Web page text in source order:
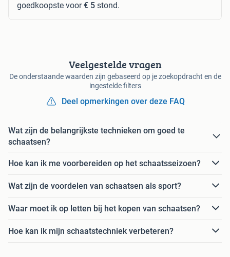
goedkoopste voor€ 5 stond.
Veelgestelde vragen
De onderstaande waarden zijn gebaseerd op je zoekopdracht en de
ingestelde filters
Deel opmerkingen over deze FAQ
Wat zijn de belangrijkste technieken om goed te
schaatsen?
Hoe kan ik me voorbereiden op het schaatsseizoen?
Wat zijn de voordelen van schaatsen als sport?
Waar moet ik op letten bij het kopen van schaatsen?
Hoe kan ik mijn schaatstechniek verbeteren?